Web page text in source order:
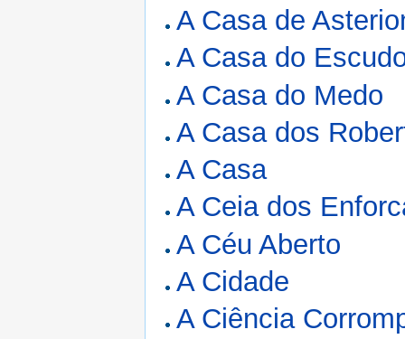
A Casa de
A Casa do
A Casa do Medo
A Casa dos
A Casa
A Ceia dos
A Céu Aberto
A Cidade
A Ciência